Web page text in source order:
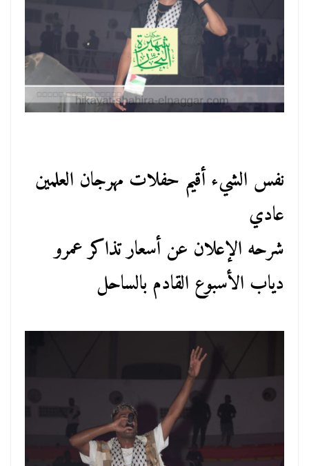
نفس الشيء أقيم حفلات مهرجان العلمين
عادي
شرحه الإعلان عن أسعار تذاكر عمرو
دياب الأسبوع القادم بالساحل